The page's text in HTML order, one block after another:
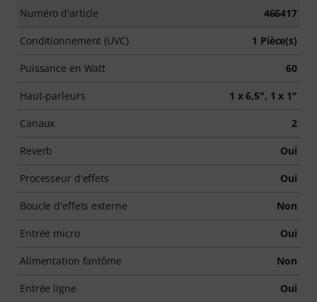
Numéro d'article 466417
Conditionnement (UVC) 1 Pièce(s)
Puissance en Watt 60
Haut-parleurs 1 x 6,5", 1 x 1"
Canaux 2
Reverb Oui
Processeur d'effets Oui
Boucle d'effets externe Non
Entrée micro Oui
Alimentation fantôme Non
Entrée ligne Oui